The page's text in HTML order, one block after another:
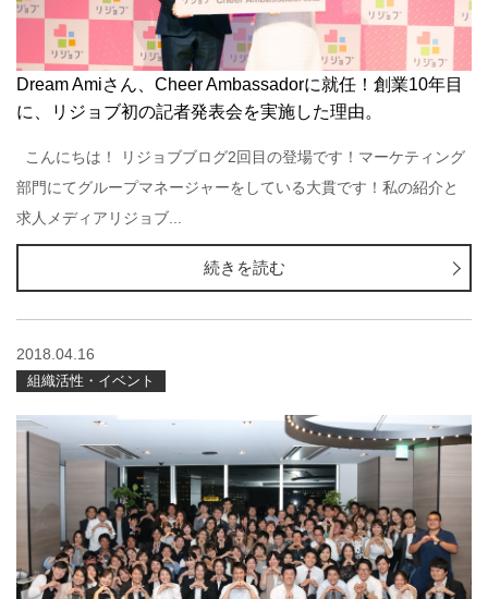
Dream Amiさん、Cheer Ambassadorに就任！創業10年目
に、リジョブ初の記者発表会を実施した理由。
こんにちは！ リジョブブログ2回目の登場です！マーケティング
部門にてグループマネージャーをしている大貫です！私の紹介と
求人メディアリジョブ...
続きを読む
2018.04.16
組織活性・イベント